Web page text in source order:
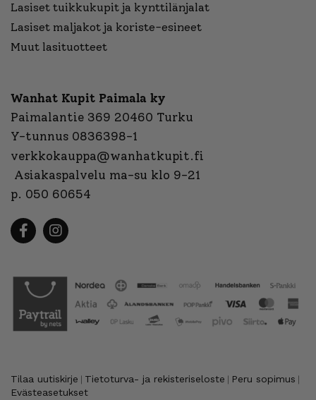
Lasiset tuikkukupit ja kynttilänjalat
Lasiset maljakot ja koriste-esineet
Muut lasituotteet
Wanhat Kupit Paimala ky
Paimalantie 369 20460 Turku
Y-tunnus 0836398-1
verkkokauppa@wanhatkupit.fi
Asiakaspalvelu ma-su klo 9-21
p. 050 60654
Tilaa uutiskirje Tietoturva- ja rekisteriseloste Peru sopimus
Evästeasetukset